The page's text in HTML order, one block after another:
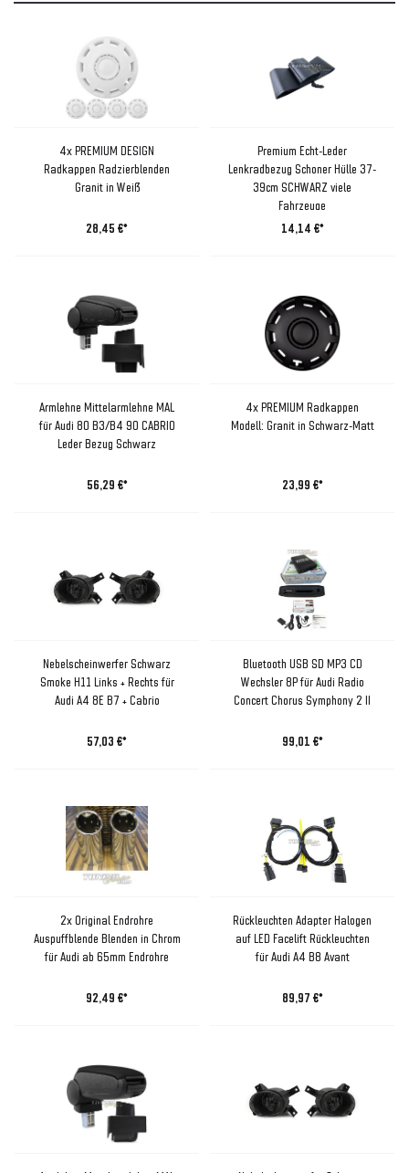
4x PREMIUM DESIGN
Radkappen Radzierblenden
Granit in Weiß
28,45 €*
Premium Echt-Leder
Lenkradbezug Schoner Hülle 37-
39cm SCHWARZ viele
Fahrzeuge
14,14 €*
Armlehne Mittelarmlehne MAL
für Audi 80 B3/B4 90 CABRIO
Leder Bezug Schwarz
56,29 €*
4x PREMIUM Radkappen
Modell: Granit in Schwarz-Matt
23,99 €*
Nebelscheinwerfer Schwarz
Smoke H11 Links + Rechts für
Audi A4 8E B7 + Cabrio
57,03 €*
Bluetooth USB SD MP3 CD
Wechsler 8P für Audi Radio
Concert Chorus Symphony 2 II
99,01 €*
2x Original Endrohre
Auspuffblende Blenden in Chrom
für Audi ab 65mm Endrohre
92,49 €*
Rückleuchten Adapter Halogen
auf LED Facelift Rückleuchten
für Audi A4 B8 Avant
89,97 €*